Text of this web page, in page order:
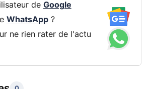
de Google
WhatsApp?
ne rien rater de l'actu